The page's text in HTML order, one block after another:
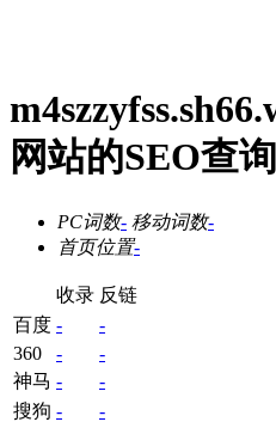
网站的SEO查
PC词数- 移动词数-
首页位置-
收录 反链
百度 -
-
360
-
-
神马 -
-
搜狗 -
-